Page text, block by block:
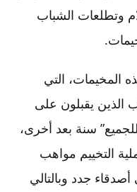
وتطلعات الشباب
المخيمات، التي
الذين يقبلون على
سنة بعد أخرى،
التخييم مواهب
جدد وبالتالي